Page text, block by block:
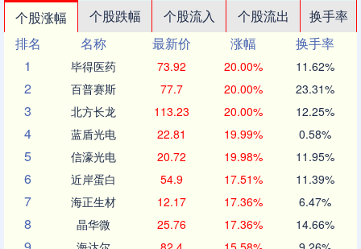
个股涨幅 个股跌幅 个股流入 个股流出
换手率
排名
名称 最新价 涨幅
换手率
1
毕得医药 73.92 20.00% 11.62%
2 百普赛斯 77.7 20.00% 23.31%
3 北方长龙 113.23 20.00% 12.25%
4 蓝盾光电 22.81 19.99% 0.58%
5 信濠光电 20.72 19.98% 11.95%
6 近岸蛋白 54.9 17.51% 11.39%
7 海正生材 12.17 17.36% 6.47%
8 晶华微 25.76 17.36% 14.66%